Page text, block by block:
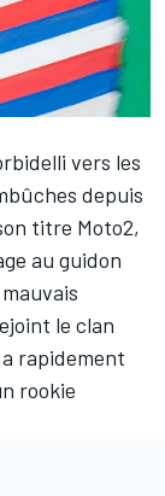
vers les
depuis
titre Moto2,
au guidon
le clan
rapidement
rookie